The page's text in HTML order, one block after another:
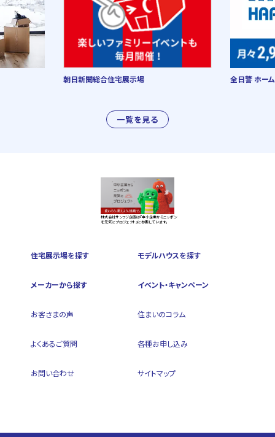
一覧を見る
朝日新聞総合住宅展示場 全日警 ホー
株式会社サンフジ企画は『中小企業からニッポン
を元気にプロジェクト』に参画しています。
住宅展示場を探す モデルハウスを探す
メーカーから探す イベント・キャンペーン
お客さまの声 住まいのコラム
よくあるご質問 各種お申し込み
お問い合わせ サイトマップ